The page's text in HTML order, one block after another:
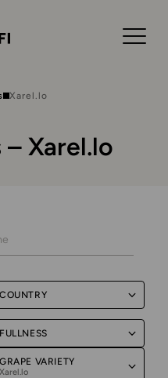
Xarel.lo
– Xarel.lo
COUNTRY
FULLNESS
GRAPE VARIETY
Xarel.lo